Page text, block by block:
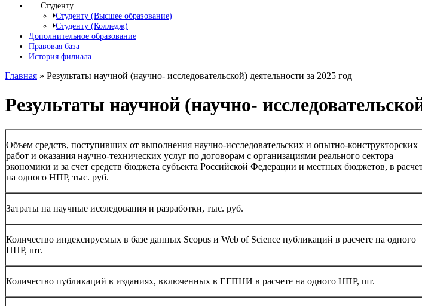
Студенту
Студенту (Высшее образование)
Студенту (Колледж)
Дополнительное образование
Правовая база
История филиала
Главная » Результаты научной (научно- исследовательской) деятельности за 2025 год
Результаты научной (научно-
Объем средств, поступивших от выполнения научно-исследовательских и опытно-конструкторских
работ и оказания научно-технических услуг по договорам с организациями реального сектора
экономики и за счет средств бюджета субъекта Российской Федерации и местных бюджетов, в
на одного НПР, тыс. руб.
Затраты на научные исследования и разработки, тыс. руб.
Количество индексируемых в базе данных Scopus и Web of Science публикаций в расчете на одного
НПР, шт.
Количество публикаций в изданиях, включенных в ЕГПНИ в расчете на одного НПР, шт.